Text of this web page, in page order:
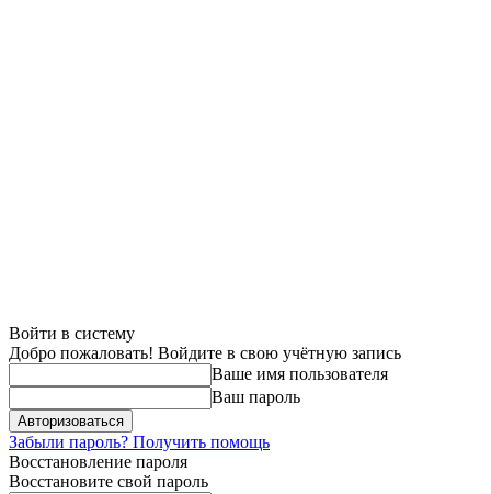
Войти в систему
Добро пожаловать! Войдите в свою учётную запись
Ваше имя пользователя
Ваш пароль
Забыли пароль? Получить помощь
Восстановление пароля
Восстановите свой пароль